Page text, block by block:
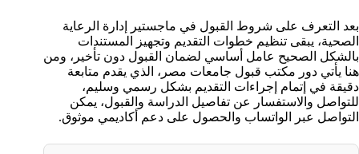
بعد التعرف على شروط القبول في ماجستير إدارة الرعاية
الصحية، يبقى تنظيم خطوات التقديم وتجهيز المستندات
بالشكل الصحيح عامل أساسي لضمان القبول دون تأخير، ومن
هنا يأتي دور مكتب قبول جامعات مصر، الذي يقدم متابعة
دقيقة في إتمام إجراءات التقديم بشكل رسمي وسليم،
للتواصل والاستفسار عن تفاصيل الدراسة والقبول، يمكن
التواصل عبر الواتساب والحصول على دعم أكاديمي موثوق.